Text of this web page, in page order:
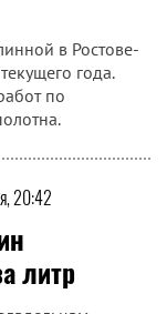
в Ростове-
года.
по
20:42
литр